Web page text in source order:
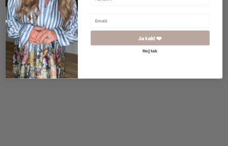
Ja tak! ❤️
Nej tak